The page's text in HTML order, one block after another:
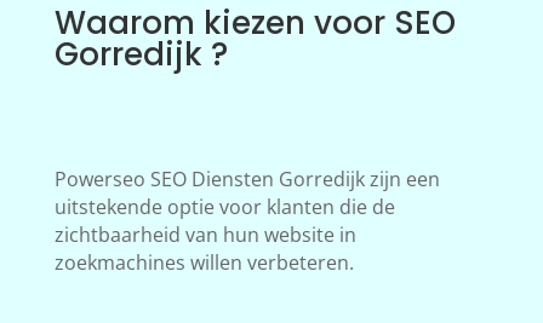
Waarom kiezen voor SEO
Gorredijk ?
Powerseo SEO Diensten Gorredijk zijn een
uitstekende optie voor klanten die de
zichtbaarheid van hun website in
zoekmachines willen verbeteren.